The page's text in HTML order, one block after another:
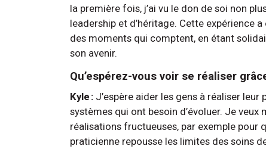
la première fois, j’ai vu le don de soi non
leadership et d’héritage. Cette expérience
des moments qui comptent, en étant
son avenir.
Qu’espérez-vous voir se réaliser
Kyle : J’espère aider les gens à réaliser
systèmes qui ont besoin d’évoluer. Je
réalisations fructueuses, par exemple pour
praticienne repousse les limites des soins